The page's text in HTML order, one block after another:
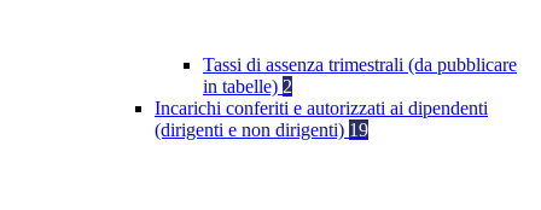
Tassi di assenza trimestrali (da pubblicare
in tabelle) 2
Incarichi conferiti e autorizzati ai dipendenti
(dirigenti e non dirigenti) 19